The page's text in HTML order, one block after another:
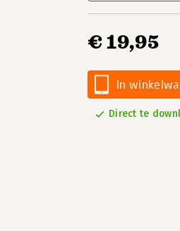
€ 19,95
In
Direct te